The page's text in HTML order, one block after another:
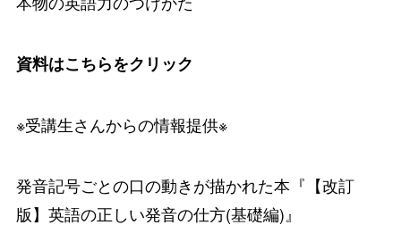
資料はこちらをクリック
※受講生さんからの情報提供※
発音記号ごとの口の動きが描かれた本『【改訂
版】英語の正しい発音の仕方(基礎編)』